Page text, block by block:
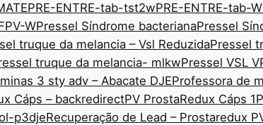
PRE-ENTRE-tab-tst2wPRE-ENTRE-tab-W
WPressel Síndrome bacterianaPressel
truque da melancia – Vsl ReduzidaPressel
truque da melancia- mlkwPressel VSL
3 sty adv – Abacate DJEProfessora de
Cáps – backredirectPV ProstaRedux Cáps 1
p3djeRecuperação de Lead – Prostaredux